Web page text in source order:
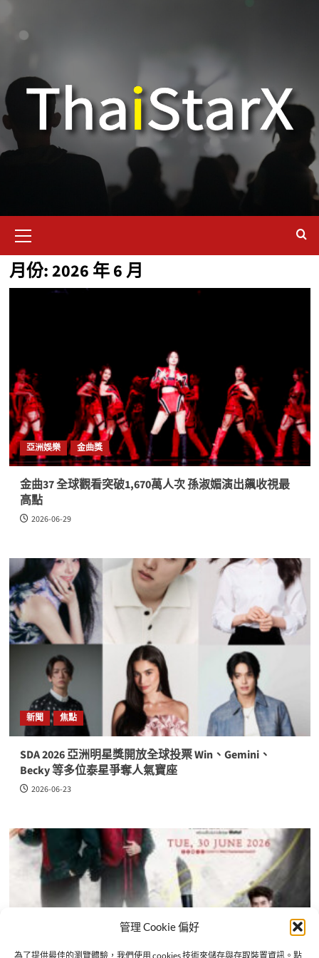
管理 Cookie 偏好
為了提供最佳的瀏覽體驗，我們使用 cookies 技術來儲存與存取裝置資訊。點
月份:2026 年 6 月
亞洲娛樂 金曲獎
金曲37 全球觀看突破1,670萬人次 孫淑媚演出飆收視最
高點
2026-06-29
新聞 焦點
SDA 2026 亞洲明星獎開放全球投票 Win、Gemini、
Becky 等多位泰星爭奪人氣寶座
2026-06-23